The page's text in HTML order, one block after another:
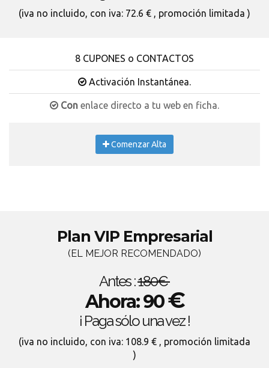
(iva no incluido, con iva: 72.6 € , promoción limitada )
8 CUPONES o CONTACTOS
Activación Instantánea.
Con enlace directo a tu web en ficha.
Comenzar Alta
Plan VIP Empresarial
(EL MEJOR RECOMENDADO)
Antes :180€
Ahora: 90€
¡ Paga sólo una vez !
(iva no incluido, con iva: 108.9 € , promoción limitada
)